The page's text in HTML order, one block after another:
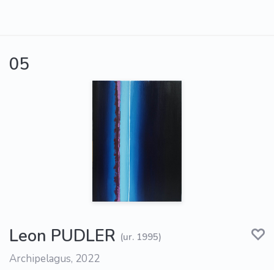
05
Leon PUDLER (ur. 1995)
Archipelagus, 2022